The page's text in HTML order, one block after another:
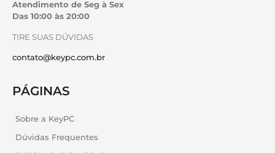
Atendimento de Seg à Sex
Das 10:00 às 20:00
TIRE SUAS DÚVIDAS
contato@keypc.com.br
PÁGINAS
Sobre a KeyPC
Dúvidas Frequentes